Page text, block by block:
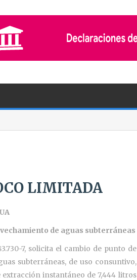
LIMITADA
de aguas subterráneas
7, solicita el cambio de punto de
subterráneas, de uso consuntivo,
instantáneo de 7,444 litros